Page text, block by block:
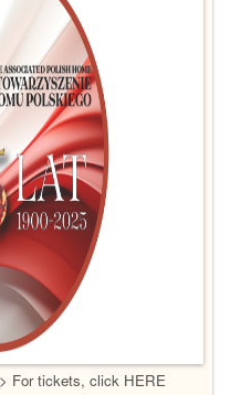
For tickets, click HERE